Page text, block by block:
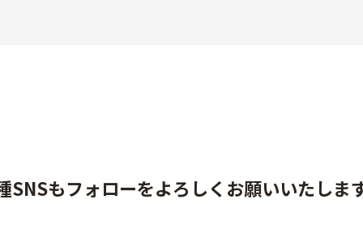
SNSもフォローをよろしくお願いいたしま